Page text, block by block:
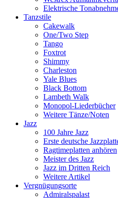
Elektrische
Tanzstile
Cakewalk
One/Two Step
Tango
Foxtrot
Shimmy
Charleston
Yale Blues
Black Bottom
Lambeth Walk
Monopol-Liederbücher
Weitere Tänze/Noten
Jazz
100 Jahre Jazz
Erste deutsche
Ragtimeplatten anhören
Meister des Jazz
Jazz im Dritten Reich
Weitere Artikel
Vergnügungsorte
Admiralspalast